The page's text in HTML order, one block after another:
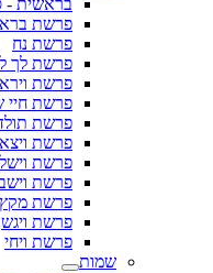
בראשית -
פרשת
פרשת נח
פרשת לך
פרשת וירא
פרשת חיי
פרשת
פרשת ויצא
פרשת
פרשת
פרשת מקץ
פרשת ויגש
פרשת ויחי
שמות